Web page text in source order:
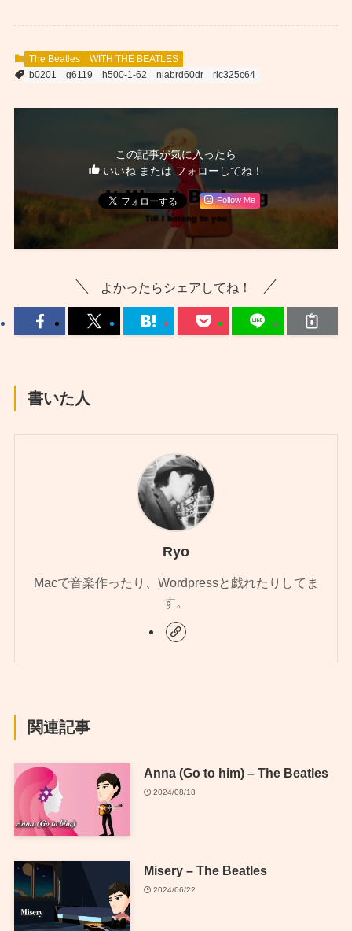
The Beatles
WITH THE BEATLES
b0201
g6119 h500-1-62 niabrd60dr ric325c64
この記事が気に入ったら
いいね または フォローしてね！
Follow Me
よかったらシェアしてね！
書いた人
Ryo
Macで音楽作ったり、Wordpressと戯れたりしてま
す。
関連記事
Anna (Go to him) – The Beatles
2024/08/18
Misery – The Beatles
2024/06/22